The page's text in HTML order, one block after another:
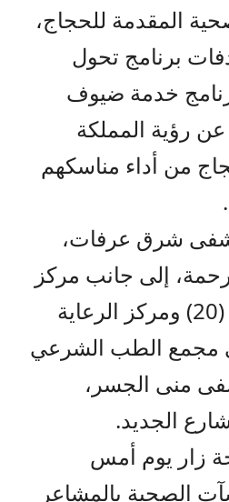
المقدمة للحجاج،
برنامج تحول
خدمة ضيوف
عن رؤية المملكة
من أداء مناسكهم
شرق عرفات،
إلى جانب مركز
صحي عرفات رقم (20) ومركز الرعاية
مجمع الطب الشرعي
منى الجسر،
الجديد.
زار يوم أمس
الصحية بالمشاعر